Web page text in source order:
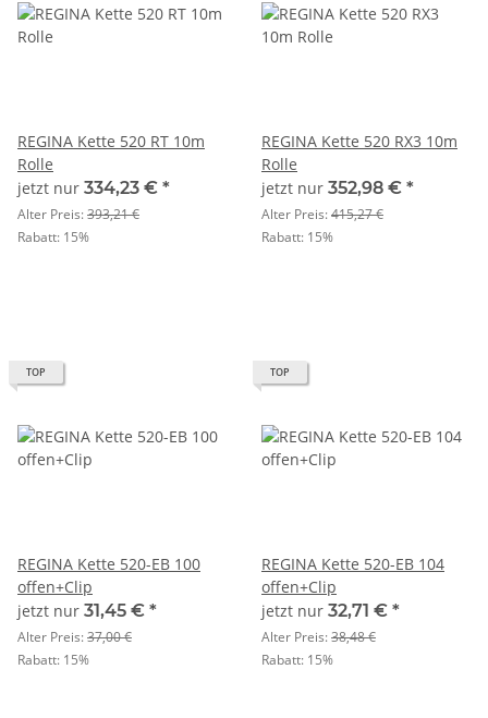
REGINA Kette 520 RT 10m
Rolle
jetzt nur 334,23 € *
Alter Preis:393,21 €
Rabatt: 15%
REGINA Kette 520 RX3 10m
Rolle
jetzt nur 352,98 € *
Alter Preis:415,27 €
Rabatt: 15%
TOP
REGINA Kette 520-EB 100
offen+Clip
jetzt nur 31,45 € *
Alter Preis:37,00 €
Rabatt: 15%
TOP
REGINA Kette 520-EB 104
offen+Clip
jetzt nur 32,71 € *
Alter Preis:38,48 €
Rabatt: 15%